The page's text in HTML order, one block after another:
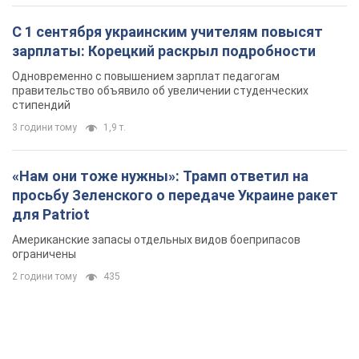
С 1 сентября украинским учителям повысят
зарплаты: Корецкий раскрыл подробности
Одновременно с повышением зарплат педагогам
правительство объявило об увеличении студенческих
стипендий
3 години тому 1,9 т.
«Нам они тоже нужны»: Трамп ответил на
просьбу Зеленского о передаче Украине ракет
для Patriot
Американские запасы отдельных видов боеприпасов
ограничены
2 години тому 435